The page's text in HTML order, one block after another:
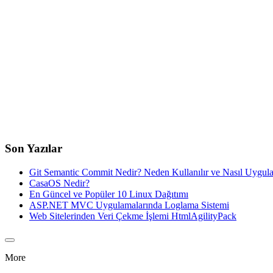
Son Yazılar
Git Semantic Commit Nedir? Neden Kullanılır ve Nasıl
CasaOS Nedir?
En Güncel ve Popüler 10 Linux Dağıtımı
ASP.NET MVC Uygulamalarında Loglama Sistemi
Web Sitelerinden Veri Çekme İşlemi HtmlAgilityPack
More